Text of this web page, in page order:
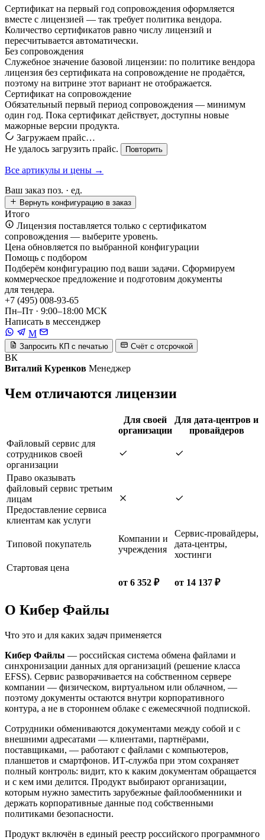
Сертификат на первый год сопровождения оформляется
вместе с лицензией — так требует политика вендора.
Количество сертификатов равно числу лицензий и
пересчитывается автоматически.
Без сопровождения
Служебное значение базовой лицензии: по политике вендора
лицензия без сертификата на сопровождение не продаётся,
поэтому на витрине этот вариант не отображается.
Сертификат на сопровождение
Обязательный первый период сопровождения — минимум
один год. Пока сертификат действует, доступны новые
мажорные версии продукта.
Загружаем прайс…
Не удалось загрузить прайс.
Повторить
Все артикулы и цены →
Ваш заказ поз. · ед.
Вернуть конфигурацию в заказ
Итого
Лицензия поставляется только с сертификатом
сопровождения — выберите уровень.
Цена обновляется по выбранной конфигурации
Помощь с подбором
Подберём конфигурацию под ваши задачи. Сформируем
коммерческое предложение и подготовим документы
для тендера.
+7 (495) 008-93-65
Пн–Пт · 9:00–18:00 МСК
Написать в мессенджер
M
Запросить КП с печатью Счёт с отсрочкой
ВК
Виталий Куренков Менеджер
Чем отличаются лицензии
Для своей
организации
Для дата-центров и
провайдеров
Файловый сервис для
сотрудников своей
организации
Право оказывать
файловый сервис третьим
лицам
Предоставление сервиса
клиентам как услуги
Типовой покупатель
Компании и
учреждения
Сервис-провайдеры,
дата-центры,
хостинги
Стартовая цена
от 6 352 ₽
от 14 137 ₽
О Кибер Файлы
Что это и для каких задач применяется
Кибер Файлы — российская система обмена файлами и
синхронизации данных для организаций (решение класса
EFSS). Сервис разворачивается на собственном сервере
компании — физическом, виртуальном или облачном, —
поэтому документы остаются внутри корпоративного
контура, а не в стороннем облаке с ежемесячной подпиской.
Сотрудники обмениваются документами между собой и с
внешними адресатами — клиентами, партнёрами,
поставщиками, — работают с файлами с компьютеров,
планшетов и смартфонов. ИТ-служба при этом сохраняет
полный контроль: видит, кто к каким документам обращается
и с кем ими делится. Продукт выбирают организации,
которым нужно заместить зарубежные файлообменники и
держать корпоративные данные под собственными
политиками безопасности.
Продукт включён в единый реестр российского программного